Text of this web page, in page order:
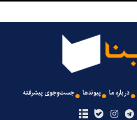
درباره ما پیوندها جست‌وجوی پیشرفته